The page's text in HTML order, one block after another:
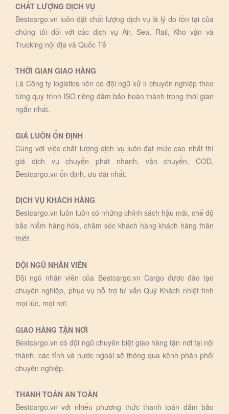
CHẤT LƯỢNG DỊCH VỤ
Bestcargo.vn luôn đặt chất lượng dịch vụ là lý do tồn tại của
chúng tôi đối với các dịch vụ Air, Sea, Rail, Kho vận và
Trucking nội địa và Quốc Tế
THỜI GIAN GIAO HÀNG
Là Công ty logistics nên có đội ngũ xử lí chuyên nghiệp theo
từng quy trình ISO riêng đảm bảo hoàn thành trong thời gian
ngắn nhất.
GIÁ LUÔN ỔN ĐỊNH
Cùng với việc chất lượng dịch vụ luôn đạt mức cao nhất thì
giá dịch vụ chuyển phát nhanh, vận chuyển, COD,
Bestcargo.vn ổn định, ưu đãi nhất.
DỊCH VỤ KHÁCH HÀNG
Bestcargo.vn luôn luôn có những chính sách hậu mãi, chế độ
bảo hiểm hàng hóa, chăm sóc khách hàng khách hàng thân
thiết.
ĐỘI NGŨ NHÂN VIÊN
Đội ngũ nhân viên của Bestcargo.vn Cargo được đào tạo
chuyên nghiệp, phục vụ hỗ trợ tư vấn Quý Khách nhiệt tình
mọi lúc, mọi nơi.
GIAO HÀNG TẬN NƠI
Bestcargo.vn có đội ngũ chuyên biệt giao hàng tận nơi tại nội
thành, các tỉnh và nước ngoài sẽ thông qua kênh phân phối
chuyên nghiệp.
THANH TOÁN AN TOÀN
Bestcargo.vn với nhiếu phương thức thanh toán đảm bảo